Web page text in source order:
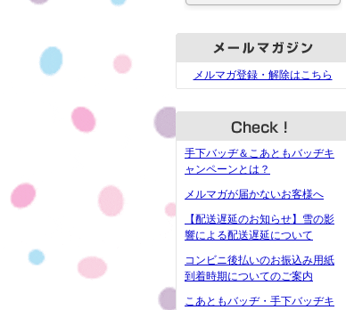
メルマガ登録・解除はこちら
手下バッヂ＆こあともバッヂキ
ャンペーンとは？
メルマガが届かないお客様へ
【配送遅延のお知らせ】雪の影
響による配送遅延について
コンビニ後払いのお振込み用紙
到着時期についてのご案内
こあともバッヂ・手下バッヂキ